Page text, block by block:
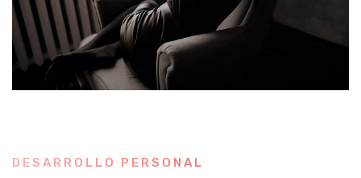
DESARROLLO PERSONAL